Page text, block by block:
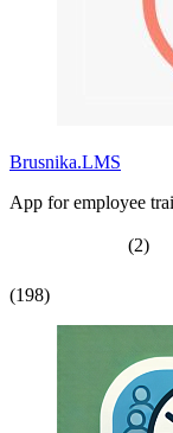
Brusnika.LMS
App for employee
(2)
(198)